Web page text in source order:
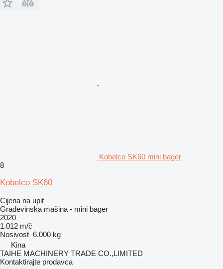
Kobelco SK60 mini bager
8
Kobelco SK60
Cijena na upit
Građevinska mašina - mini bager
2020
1.012 m/č
Nosivost 6.000 kg
Kina
TAIHE MACHINERY TRADE CO.,LIMITED
Kontaktirajte prodavca